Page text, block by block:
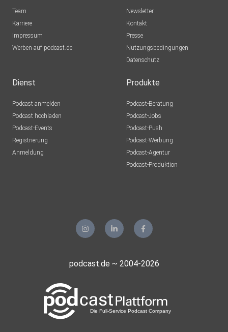
Team
Karriere
Impressum
Werben auf podcast.de
Newsletter
Kontakt
Presse
Nutzungsbedingungen
Datenschutz
Dienst
Podcast anmelden
Podcast hochladen
Podcast-Events
Registrierung
Anmeldung
Produkte
Podcast-Beratung
Podcast-Jobs
Podcast-Push
Podcast-Werbung
Podcast-Agentur
Podcast-Produktion
podcast.de ~ 2004-2026